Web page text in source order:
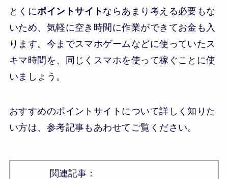
とくにポイントサイト ならあまり考える必要もな
いため、気軽に空き時間に作業ができてお金も入
ります。今までスマホゲームなどに使っていたス
キマ時間を、同じくスマホを使って稼ぐことに使
いましょう。
おすすめのポイントサイトについて詳しく知りた
い方は、参考記事もあわせてご覧ください。
関連記事：